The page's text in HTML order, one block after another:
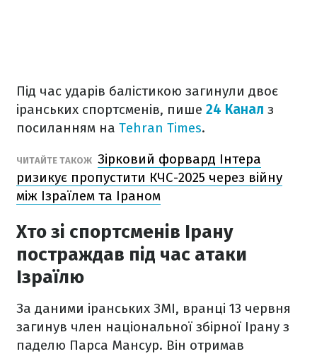
Під час ударів балістикою загинули двоє
іранських спортсменів, пише 24 Канал з
посиланням на Tehran Times.
ЧИТАЙТЕ ТАКОЖ Зірковий форвард Інтера
ризикує пропустити КЧС-2025 через війну
між Ізраїлем та Іраном
Хто зі спортсменів Ірану
постраждав під час атаки
Ізраїлю
За даними іранських ЗМІ, вранці 13 червня
загинув член національної збірної Ірану з
паделю Парса Мансур. Він отримав